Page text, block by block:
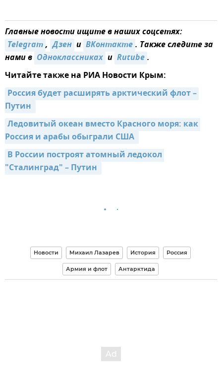
Главные новости ищите в наших соцсетях:
Telegram, Дзен и ВКонтакте. Также следите за
нами в Одноклассниках и Rutube.
Читайте также на РИА Новости Крым:
Россия будет расширять арктический флот –
Путин
Ледовитый океан вместо Красного моря: как
Россия и арабы обыграли США
В России построят атомный ледокол
"Сталинград" – Путин
Новости Михаил Лазарев История Россия
Армия и флот Антарктида